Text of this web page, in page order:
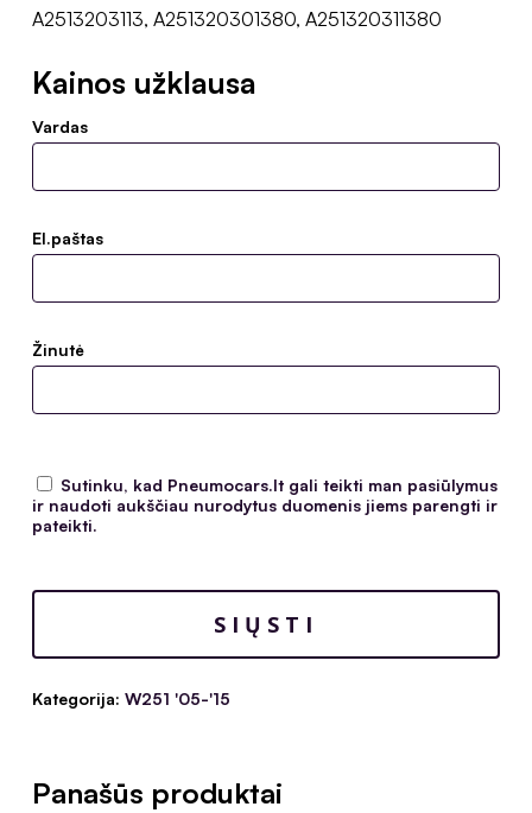
A2513203113, A251320301380, A251320311380
Kainos užklausa
Vardas
El.paštas
Žinutė
Sutinku, kad Pneumocars.lt gali teikti man pasiūlymus
ir naudoti aukščiau nurodytus duomenis jiems parengti ir
pateikti.
Kategorija: W251 '05-'15
Panašūs produktai